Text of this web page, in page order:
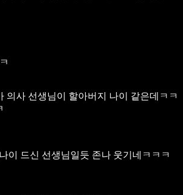
의사 선생님이 할아버지 나이 같은데ㅋㅋ
나이 드신 선생님일듯 존나 웃기네ㅋㅋㅋ